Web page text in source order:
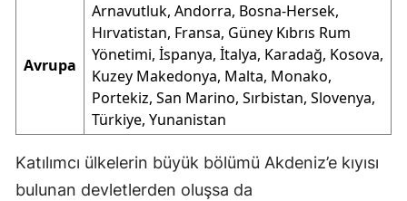
Avrupa
Arnavutluk, Andorra, Bosna-Hersek,
Hırvatistan, Fransa, Güney Kıbrıs Rum
Yönetimi, İspanya, İtalya, Karadağ, Kosova,
Kuzey Makedonya, Malta, Monako,
Portekiz, San Marino, Sırbistan, Slovenya,
Türkiye, Yunanistan
Katılımcı ülkelerin büyük bölümü Akdeniz’e kıyısı
bulunan devletlerden oluşsa da